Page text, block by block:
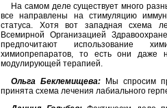
На самом деле существует много
все направлены на стимуляцию
статуса. Хотя вот западная схема
Всемирной Организацией
предпочитают использование
химиопрепаратов, то есть они даже
модулирующей терапией.
Ольга Беклемищева: Мы спросим
принята схема лечения лабиального